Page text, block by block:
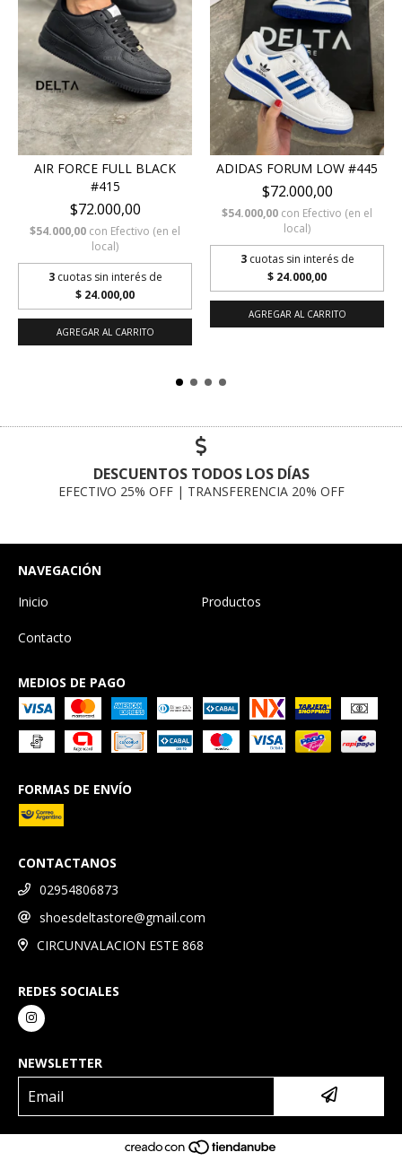
AIR FORCE FULL BLACK
#415
$72.000,00
$54.000,00 con Efectivo (en el
local)
3cuotas sin interés de
$ 24.000,00
AGREGAR AL CARRITO
ADIDAS FORUM LOW #445
$72.000,00
$54.000,00 con Efectivo (en el
local)
3cuotas sin interés de
$ 24.000,00
AGREGAR AL CARRITO
DESCUENTOS TODOS LOS DÍAS
EFECTIVO 25% OFF | TRANSFERENCIA 20% OFF
NAVEGACIÓN
Inicio
Productos
Contacto
MEDIOS DE PAGO
FORMAS DE ENVÍO
CONTACTANOS
02954806873
shoesdeltastore@gmail.com
CIRCUNVALACION ESTE 868
REDES SOCIALES
NEWSLETTER